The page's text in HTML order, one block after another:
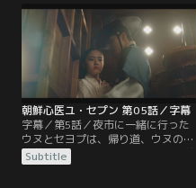
ら“プン”と呼ばれるようになってい
た。数日後、また重体のウヌが運ば
れてくる。中毒症状だと見てとった
セヨプは、婚家に毒を盛られたので
はと疑い、湯薬を調べるが…。
朝鮮心医ユ・セプン 第05話／字幕
字幕／第5話／夜市に一緒に行った
ウヌとセヨプは、帰り道、ウヌの父
の弟子で、左議政チョ・テハクの養
子である御史、チョ・シヌと出くわ
Subtitle